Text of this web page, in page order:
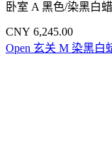
卧室 A 黑色/染黑白
CNY 6,245.00
Open 玄关 M 染黑白